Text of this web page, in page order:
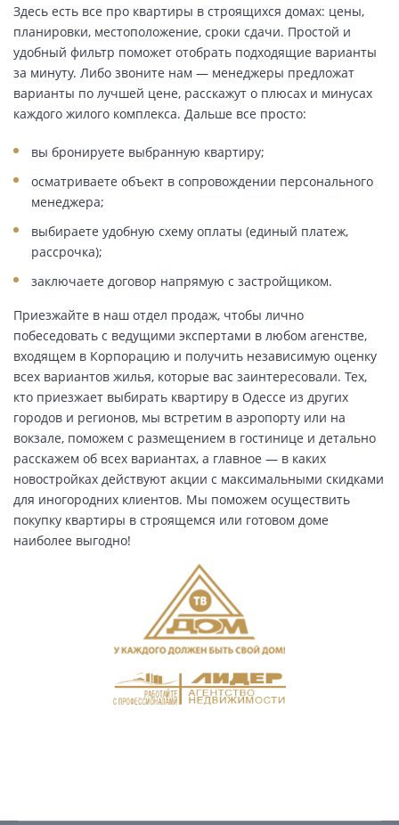
Здесь есть все про квартиры в строящихся домах: цены,
планировки, местоположение, сроки сдачи. Простой и
удобный фильтр поможет отобрать подходящие варианты
за минуту. Либо звоните нам — менеджеры предложат
варианты по лучшей цене, расскажут о плюсах и минусах
каждого жилого комплекса. Дальше все просто:
вы бронируете выбранную квартиру;
осматриваете объект в сопровождении персонального
менеджера;
выбираете удобную схему оплаты (единый платеж,
рассрочка);
заключаете договор напрямую с застройщиком.
Приезжайте в наш отдел продаж, чтобы лично
побеседовать с ведущими экспертами в любом агенстве,
входящем в Корпорацию и получить независимую оценку
всех вариантов жилья, которые вас заинтересовали. Тех,
кто приезжает выбирать квартиру в Одессе из других
городов и регионов, мы встретим в аэропорту или на
вокзале, поможем с размещением в гостинице и детально
расскажем об всех вариантах, а главное — в каких
новостройках действуют акции с максимальными скидками
для иногородних клиентов. Мы поможем осуществить
покупку квартиры в строящемся или готовом доме
наиболее выгодно!